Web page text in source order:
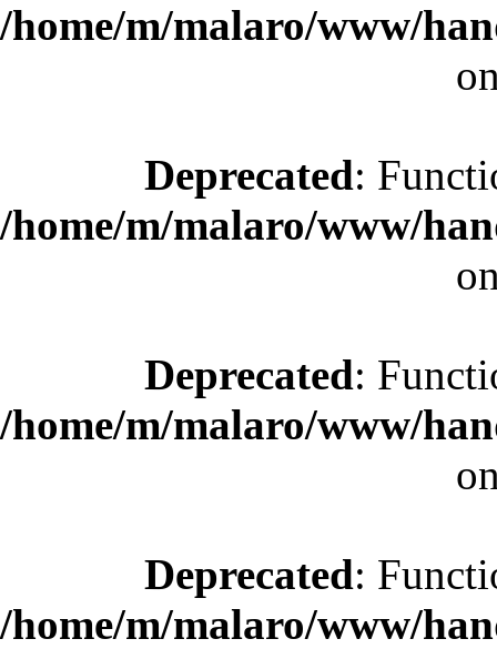
/home/m/malaro/www/
Deprecated:
/home/m/malaro/www/
Deprecated:
/home/m/malaro/www/
Deprecated:
/home/m/malaro/www/